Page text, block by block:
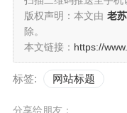
版权声明：本文由 老
除。
本文链接： https://
标签: 网站标题
分享给朋友：